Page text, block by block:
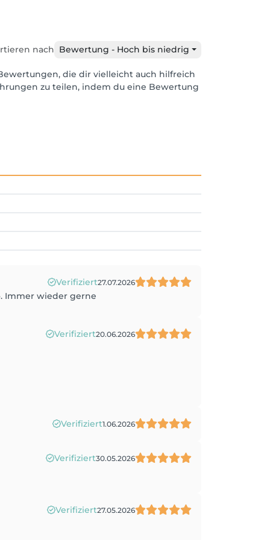
nach Bewertung - Hoch bis niedrig
die dir vielleicht auch hilfreich
zu teilen, indem du eine Bewertung
Verifiziert27.07.2026
Immer wieder gerne
Verifiziert20.06.2026
Verifiziert1.06.2026
Verifiziert30.05.2026
Verifiziert27.05.2026